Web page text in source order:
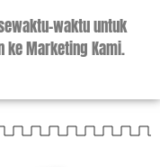
waktu untuk
ke Marketing Kami.